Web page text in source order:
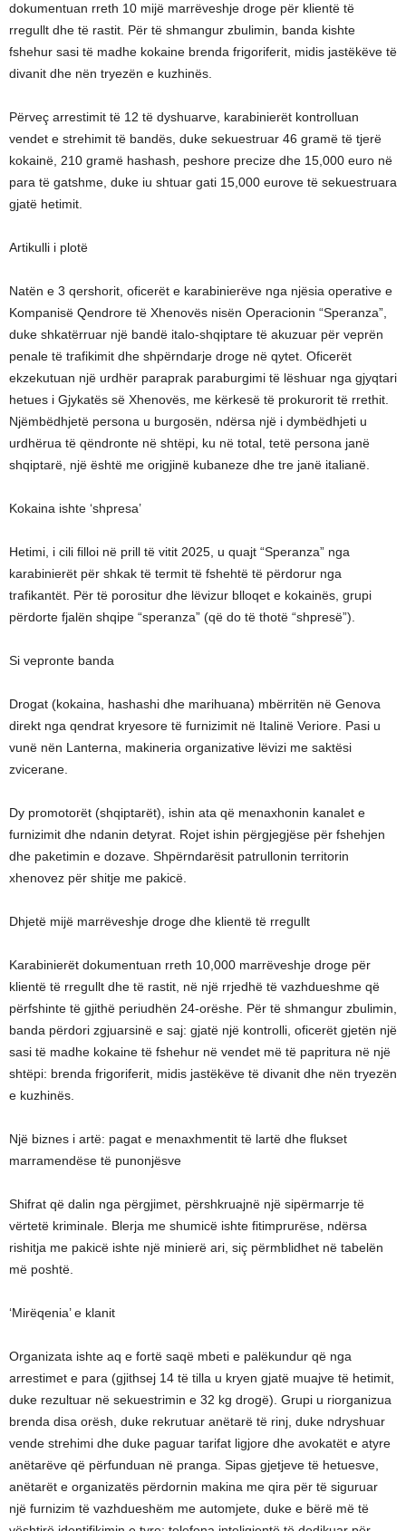
dokumentuan rreth 10 mijë marrëveshje droge për klientë të
rregullt dhe të rastit. Për të shmangur zbulimin, banda kishte
fshehur sasi të madhe kokaine brenda frigoriferit, midis jastëkëve të
divanit dhe nën tryezën e kuzhinës.
Përveç arrestimit të 12 të dyshuarve, karabinierët kontrolluan
vendet e strehimit të bandës, duke sekuestruar 46 gramë të tjerë
kokainë, 210 gramë hashash, peshore precize dhe 15,000 euro në
para të gatshme, duke iu shtuar gati 15,000 eurove të sekuestruara
gjatë hetimit.
Artikulli i plotë
Natën e 3 qershorit, oficerët e karabinierëve nga njësia operative e
Kompanisë Qendrore të Xhenovës nisën Operacionin “Speranza”,
duke shkatërruar një bandë italo-shqiptare të akuzuar për veprën
penale të trafikimit dhe shpërndarje droge në qytet. Oficerët
ekzekutuan një urdhër paraprak paraburgimi të lëshuar nga gjyqtari
hetues i Gjykatës së Xhenovës, me kërkesë të prokurorit të rrethit.
Njëmbëdhjetë persona u burgosën, ndërsa një i dymbëdhjeti u
urdhërua të qëndronte në shtëpi, ku në total, tetë persona janë
shqiptarë, një është me origjinë kubaneze dhe tre janë italianë.
Kokaina ishte ‘shpresa’
Hetimi, i cili filloi në prill të vitit 2025, u quajt “Speranza” nga
karabinierët për shkak të termit të fshehtë të përdorur nga
trafikantët. Për të porositur dhe lëvizur blloqet e kokainës, grupi
përdorte fjalën shqipe “speranza” (që do të thotë “shpresë”).
Si vepronte banda
Drogat (kokaina, hashashi dhe marihuana) mbërritën në Genova
direkt nga qendrat kryesore të furnizimit në Italinë Veriore. Pasi u
vunë nën Lanterna, makineria organizative lëvizi me saktësi
zvicerane.
Dy promotorët (shqiptarët), ishin ata që menaxhonin kanalet e
furnizimit dhe ndanin detyrat. Rojet ishin përgjegjëse për fshehjen
dhe paketimin e dozave. Shpërndarësit patrullonin territorin
xhenovez për shitje me pakicë.
Dhjetë mijë marrëveshje droge dhe klientë të rregullt
Karabinierët dokumentuan rreth 10,000 marrëveshje droge për
klientë të rregullt dhe të rastit, në një rrjedhë të vazhdueshme që
përfshinte të gjithë periudhën 24-orëshe. Për të shmangur zbulimin,
banda përdori zgjuarsinë e saj: gjatë një kontrolli, oficerët gjetën një
sasi të madhe kokaine të fshehur në vendet më të papritura në një
shtëpi: brenda frigoriferit, midis jastëkëve të divanit dhe nën tryezën
e kuzhinës.
Një biznes i artë: pagat e menaxhmentit të lartë dhe flukset
marramendëse të punonjësve
Shifrat që dalin nga përgjimet, përshkruajnë një sipërmarrje të
vërtetë kriminale. Blerja me shumicë ishte fitimprurëse, ndërsa
rishitja me pakicë ishte një minierë ari, siç përmblidhet në tabelën
më poshtë.
‘Mirëqenia’ e klanit
Organizata ishte aq e fortë saqë mbeti e palëkundur që nga
arrestimet e para (gjithsej 14 të tilla u kryen gjatë muajve të hetimit,
duke rezultuar në sekuestrimin e 32 kg drogë). Grupi u riorganizua
brenda disa orësh, duke rekrutuar anëtarë të rinj, duke ndryshuar
vende strehimi dhe duke paguar tarifat ligjore dhe avokatët e atyre
anëtarëve që përfunduan në pranga. Sipas gjetjeve të hetuesve,
anëtarët e organizatës përdornin makina me qira për të siguruar
një furnizim të vazhdueshëm me automjete, duke e bërë më të